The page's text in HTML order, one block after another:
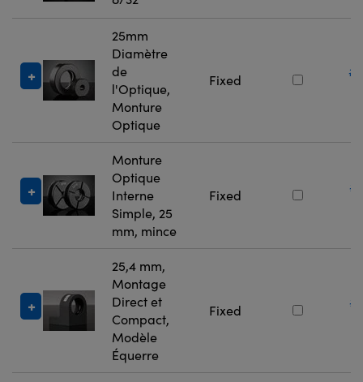
25mm
Diamètre
de
l'Optique,
Monture
Optique
Fixed
Monture
Optique
Interne
Simple, 25
mm, mince
Fixed
25,4 mm,
Montage
Direct et
Compact,
Modèle
Équerre
Fixed